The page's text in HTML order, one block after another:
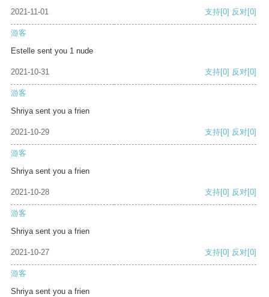
2021-11-01 支持[0] 反对[0]
游客
Estelle sent you 1 nude
2021-10-31 支持[0] 反对[0]
游客
Shriya sent you a frien
2021-10-29 支持[0] 反对[0]
游客
Shriya sent you a frien
2021-10-28 支持[0] 反对[0]
游客
Shriya sent you a frien
2021-10-27 支持[0] 反对[0]
游客
Shriya sent you a frien